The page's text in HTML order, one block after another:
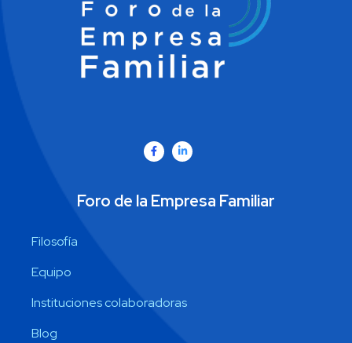
Foro de la Empresa Familiar
Filosofía
Equipo
Instituciones colaboradoras
Blog